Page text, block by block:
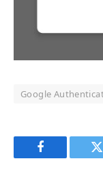
Google
Facebook